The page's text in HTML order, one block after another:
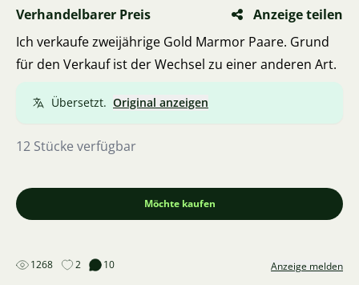
Verhandelbarer Preis
Anzeige teilen
Ich verkaufe zweijährige Gold Marmor Paare. Grund
für den Verkauf ist der Wechsel zu einer anderen Art.
Übersetzt. Original anzeigen
12 Stücke verfügbar
Möchte kaufen
1268 2 10 Anzeige melden